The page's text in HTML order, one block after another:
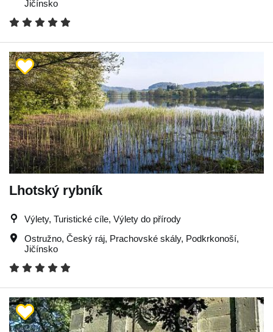
Jičínsko
Lhotský rybník
Výlety, Turistické cíle, Výlety do přírody
Ostružno, Český ráj, Prachovské skály, Podkrkonoší,
Jičínsko